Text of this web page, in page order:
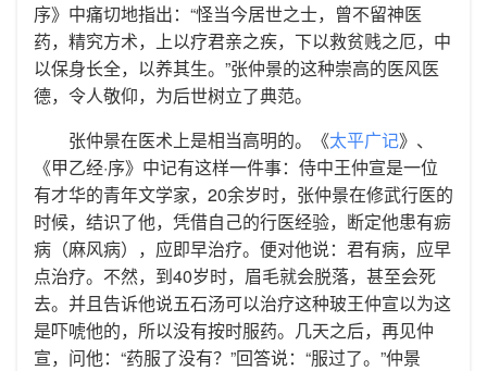
序》中痛切地指出：“怪当今居世之士，曾不留神医
药，精究方术，上以疗君亲之疾，下以救贫贱之厄，中
以保身长全，以养其生。”张仲景的这种崇高的医风医
德，令人敬仰，为后世树立了典范。
张仲景在医术上是相当高明的。《太平广记》、
《甲乙经·序》中记有这样一件事：侍中王仲宣是一位
有才华的青年文学家，20余岁时，张仲景在修武行医的
时候，结识了他，凭借自己的行医经验，断定他患有疬
病（麻风病），应即早治疗。便对他说：君有病，应早
点治疗。不然，到40岁时，眉毛就会脱落，甚至会死
去。并且告诉他说五石汤可以治疗这种玻王仲宣以为这
是吓唬他的，所以没有按时服药。几天之后，再见仲
宣，问他：“药服了没有？”回答说：“服过了。”仲景